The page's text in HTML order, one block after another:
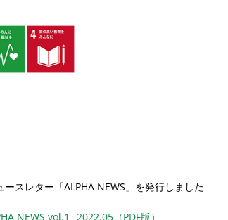
ースレター「ALPHA NEWS」を発行しました
NEWS vol.1 _2022.05（PDF版）